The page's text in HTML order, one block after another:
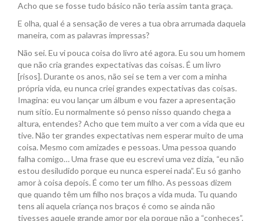
Acho que se fosse tudo básico não teria assim tanta graça.
E olha, qual é a sensação de veres a tua obra arrumada daquela
maneira, com as palavras impressas?
Não sei. Eu vi pouca coisa do livro até agora. Eu sou um homem
que não cria grandes expectativas das coisas. É um livro
[risos]. Durante os anos, não sei se tem a ver com a minha
própria vida, eu nunca criei grandes expectativas das coisas.
Imagina: eu vou lançar um álbum e vou fazer a apresentação
num sítio. Eu normalmente só penso nisso quando chega a
altura, entendes? Acho que tem muito a ver com a vida que eu
tive. Não ter grandes expectativas nem esperar muito de uma
coisa. Mesmo com amizades e pessoas. Uma pessoa quando
falha comigo… Uma frase que eu escrevi uma vez dizia, “eu não
estou desiludido porque eu nunca esperei nada”. Eu só ganho
amor à coisa depois. É como ter um filho. As pessoas dizem
que quando têm um filho nos braços a vida muda. Tu quando
tens ali aquela criança nos braços é como se ainda não
tivesses aquele grande amor por ela porque não a “conheces”.